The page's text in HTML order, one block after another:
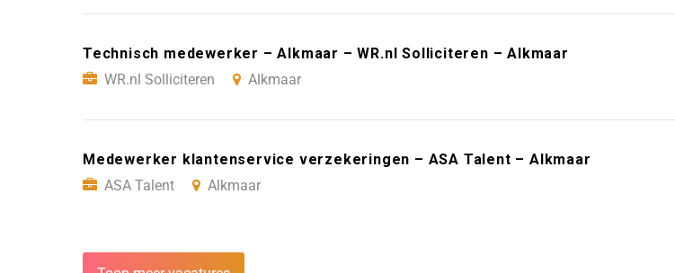
Technisch medewerker – Alkmaar – WR.nl Solliciteren – Alkmaar
WR.nl Solliciteren
Alkmaar
Medewerker klantenservice verzekeringen – ASA Talent – Alkmaar
ASA Talent
Alkmaar